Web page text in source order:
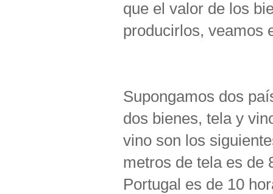
que el valor de los
producirlos, veamos
Supongamos dos
dos bienes, tela y
vino son los
metros de tela es de
Portugal es de 10